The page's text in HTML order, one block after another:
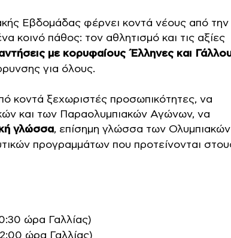
Εβδομάδας φέρνει κοντά νέους από την
κοινό πάθος: τον αθλητισμό και τις αξίες
με κορυφαίους Έλληνες και
για όλους.
κοντά ξεχωριστές προσωπικότητες, να
και των Παραολυμπιακών Αγώνων, να
γλώσσα, επίσημη γλώσσα των Ολυμπιακών
προγραμμάτων που προτείνονται
ώρα Γαλλίας)
ώρα Γαλλίας)